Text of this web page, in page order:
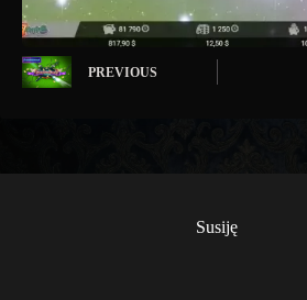
PREVIOUS
Susiję